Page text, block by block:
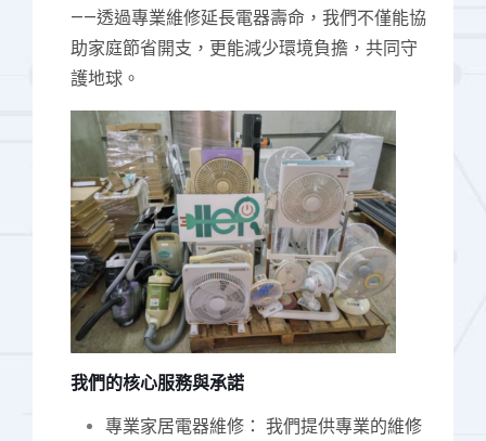
——透過專業維修延長電器壽命，我們不僅能協
助家庭節省開支，更能減少環境負擔，共同守
護地球。
我們的核心服務與承諾
專業家居電器維修： 我們提供專業的維修